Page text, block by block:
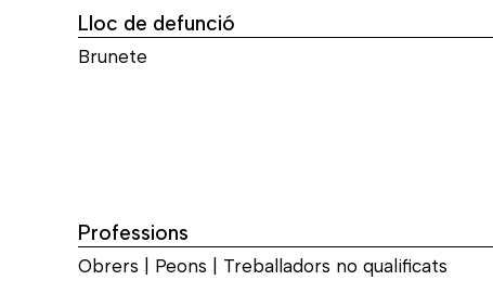
Lloc de defunció
Brunete
Professions
Obrers | Peons | Treballadors no qualificats